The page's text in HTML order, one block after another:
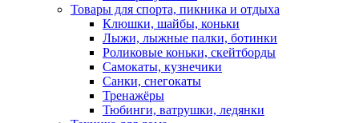
Товары для спорта, пикника и отдыха
Клюшки, шайбы, коньки
Лыжи, лыжные палки, ботинки
Роликовые коньки, скейтборды
Самокаты, кузнечики
Санки, снегокаты
Тренажёры
Тюбинги, ватрушки, ледянки